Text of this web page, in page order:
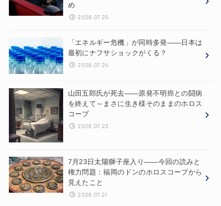
め
2026.07.25
「エネルギー危機」が同時多発——日本は
最初にナフサショックがくる？
2026.07.24
山田五郎氏が死去——原発不明癌との闘病
を終えて～まさに生き様そのままのホロス
コープ
2026.07.22
7月23日太陽獅子座入り——今回の読みと
権力問題：福岡のドンのホロスコープから
見えたこと
2026.07.21